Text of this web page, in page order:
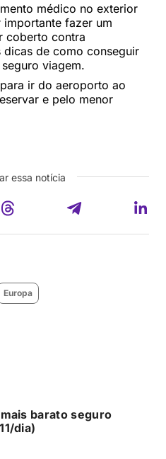
médico no exterior
fazer um
coberto contra
dicas de como conseguir
viagem.
ir do aeroporto ao
e pelo menor
essa notícia
Europa
barato seguro
dia)